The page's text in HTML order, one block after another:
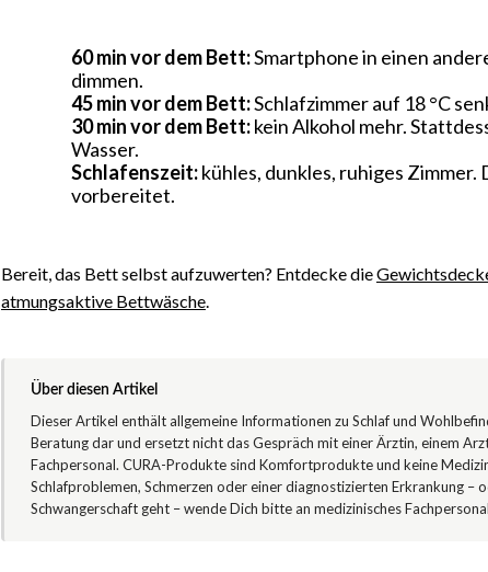
60 min vor dem Bett:Smartphone in einen
dimmen.
45 min vor dem Bett:Schlafzimmer auf 18 °C
30 min vor dem Bett:kein Alkohol mehr.
Wasser.
Schlafenszeit:kühles, dunkles, ruhiges Zimmer.
vorbereitet.
Bereit, das Bett selbst aufzuwerten? Entdecke die
atmungsaktive Bettwäsche.
Über diesen Artikel
Dieser Artikel enthält allgemeine Informationen zu Schlaf und
Beratung dar und ersetzt nicht das Gespräch mit einer Ärztin, einem
Fachpersonal. CURA-Produkte sind Komfortprodukte und keine
Schlafproblemen, Schmerzen oder einer diagnostizierten Erkrankung –
Schwangerschaft geht – wende Dich bitte an medizinisches